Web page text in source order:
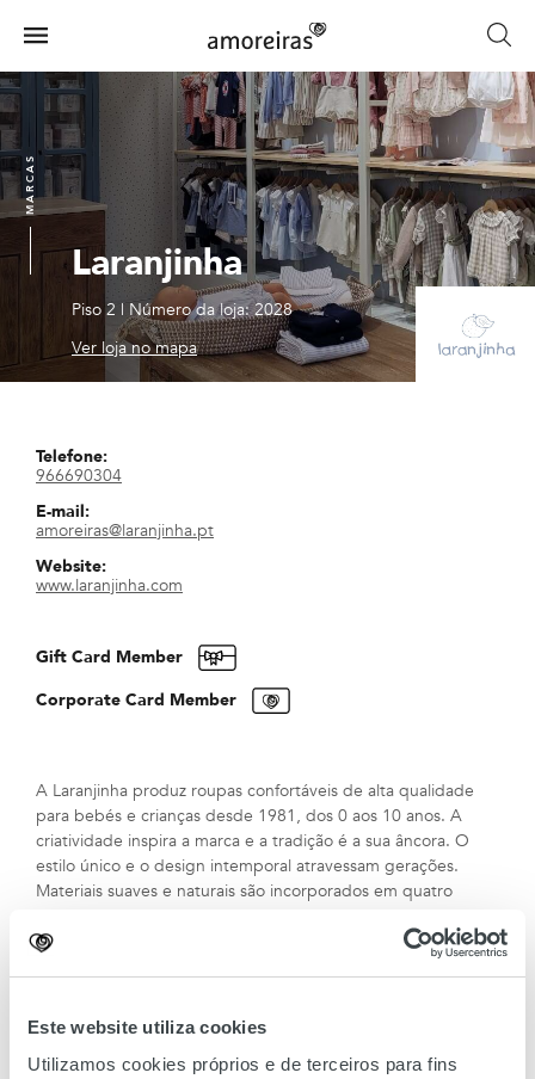
Este website utiliza cookies
Utilizamos cookies próprios e de terceiros para fins
main
content
Home
Menu
Laranjinha
Piso 2 | Número da loja: 2028
Ver loja no mapa
MARCAS
Telefone:
966690304
E-mail:
amoreiras@laranjinha.pt
Website:
www.laranjinha.com
Gift Card Member
Corporate Card Member
A Laranjinha produz roupas confortáveis de alta qualidade
para bebés e crianças desde 1981, dos 0 aos 10 anos. A
criatividade inspira a marca e a tradição é a sua âncora. O
estilo único e o design intemporal atravessam gerações.
Materiais suaves e naturais são incorporados em quatro
são 100% fabricadas em Portugal, com matérias-primas
cuidadosamente escolhidas a pensar na pele e conforto. A
antibacteriana certificada pela Sanitized que garante a
frescura duradoura do algodão e inibe a presença de
bactérias.